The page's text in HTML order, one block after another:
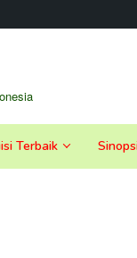
Terbaik